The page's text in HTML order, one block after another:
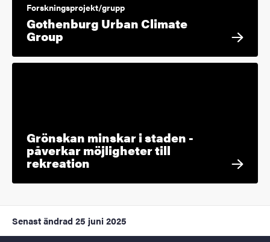
Forskningsprojekt/grupp
Gothenburg Urban Climate
Group
Grönskan minskar i staden -
påverkar möjligheter till
rekreation
Senast ändrad 25 juni 2025